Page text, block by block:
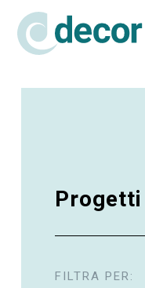
Progetti
FILTRA PER: